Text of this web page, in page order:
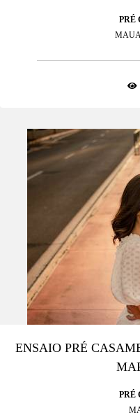
PRÉ
ENSAIO PRÉ
PRÉ